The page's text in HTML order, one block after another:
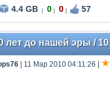
4.4 GB 0 0 57
лет до нашей эры /
| 11 Мар 2010 04:11:26